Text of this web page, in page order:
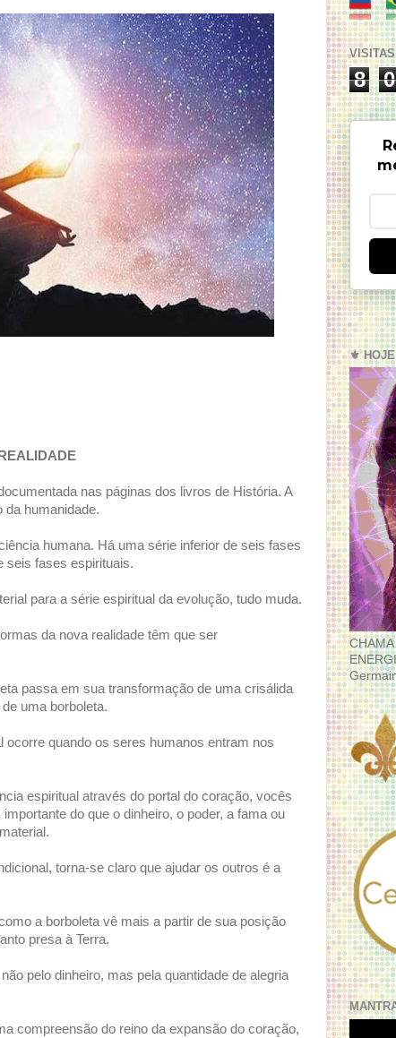
nas páginas dos livros de História. A
da humanidade.
humana. Há uma série inferior de seis fases
seis fases espirituais.
para a série espiritual da evolução, tudo muda.
da nova realidade têm que ser
passa em sua transformação de uma crisálida
uma borboleta.
quando os seres humanos entram nos
espiritual através do portal do coração, vocês
do que o dinheiro, o poder, a fama ou
torna-se claro que ajudar os outros é a
a borboleta vê mais a partir de sua posição
presa à Terra.
pelo dinheiro, mas pela quantidade de alegria
compreensão do reino da expansão do coração,
VISITAS
8 0
⚜️